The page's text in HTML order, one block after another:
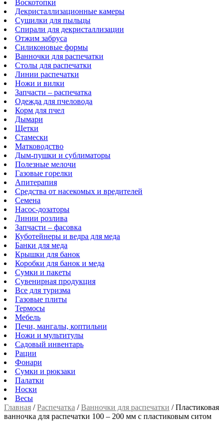
Воскотопки
Декристаллизационные камеры
Сушилки для пыльцы
Спирали для декристаллизации
Отжим забруса
Силиконовые формы
Ванночки для распечатки
Столы для распечатки
Линии распечатки
Ножи и вилки
Запчасти – распечатка
Одежда для пчеловода
Корм для пчел
Дымари
Щетки
Стамески
Матководство
Дым-пушки и сублиматоры
Полезные мелочи
Газовые горелки
Апитерапия
Средства от насекомых и вредителей
Семена
Насос-дозаторы
Линии розлива
Запчасти – фасовка
Куботейнеры и ведра для меда
Банки для меда
Крышки для банок
Коробки для банок и меда
Сумки и пакеты
Сувенирная продукция
Все для туризма
Газовые плиты
Термосы
Мебель
Печи, мангалы, коптильни
Ножи и мультитулы
Садовый инвентарь
Рации
Фонари
Сумки и рюкзаки
Палатки
Носки
Весы
Главная /Распечатка /Ванночки для распечатки /Пластиковая
ванночка для распечатки 100 – 200 мм с пластиковым ситом